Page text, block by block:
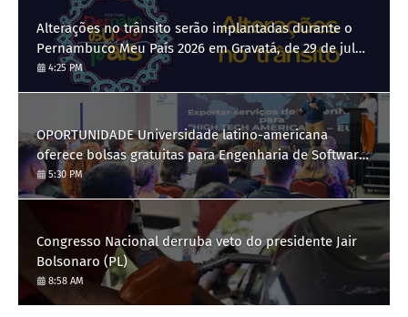
Alterações no trânsito serão implantadas durante o
Pernambuco Meu País 2026 em Gravatá, de 29 de julho
a 3 de agosto
4:25 PM
OPORTUNIDADE Universidade latino-americana
oferece bolsas gratuitas para Engenharia de Software;
saiba como se candidatar
5:30 PM
Congresso Nacional derruba veto do presidente Jair
Bolsonaro (PL)
8:58 AM